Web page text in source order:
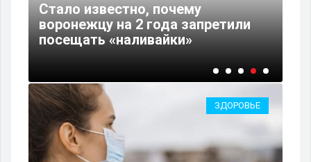
В воронежском Битюге впервые
регионе применят биологическую
расчистку
ЗДОРОВЬЕ